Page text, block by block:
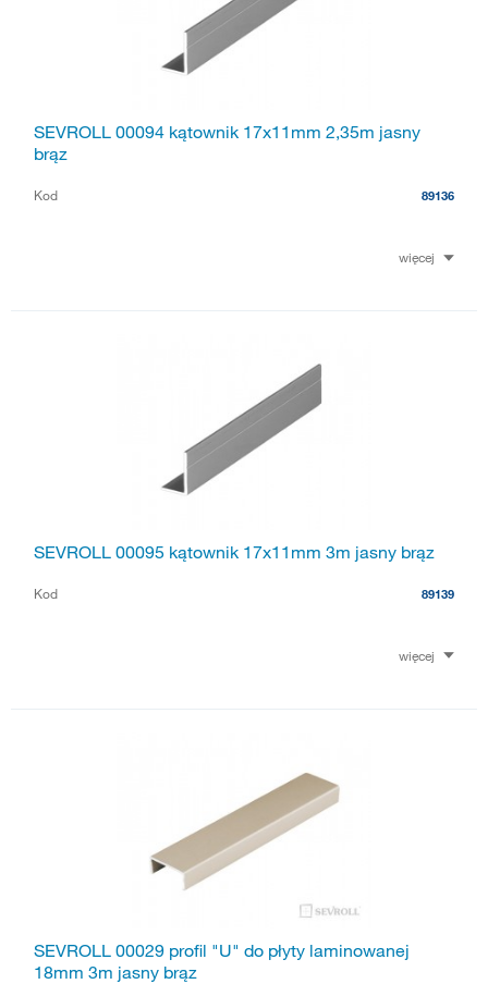
SEVROLL 00094 kątownik 17x11mm 2,35m jasny
brąz
Kod 89136
więcej
SEVROLL 00095 kątownik 17x11mm 3m jasny brąz
Kod 89139
więcej
SEVROLL 00029 profil "U" do płyty laminowanej
18mm 3m jasny brąz